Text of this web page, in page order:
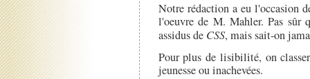
Notre rédaction a eu l'occasion
l'oeuvre de M. Mahler. Pas sûr
assidus de CSS, mais sait-on
Pour plus de lisibilité, on
jeunesse ou inachevées.